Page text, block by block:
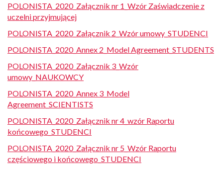
POLONISTA_2020_Załącznik nr 1_Wzór Zaświadczenie z
uczelni przyjmującej
POLONISTA_2020_Załącznik 2_Wzór umowy_STUDENCI
POLONISTA_2020_Annex 2_Model Agreement_STUDENTS
POLONISTA_2020_Załącznik 3_Wzór
umowy_NAUKOWCY
POLONISTA_2020_Annex 3_Model
Agreement_SCIENTISTS
POLONISTA_2020_Załącznik nr 4_wzór Raportu
końcowego_STUDENCI
POLONISTA_2020_Załącznik nr 5_Wzór Raportu
częściowego i końcowego_STUDENCI